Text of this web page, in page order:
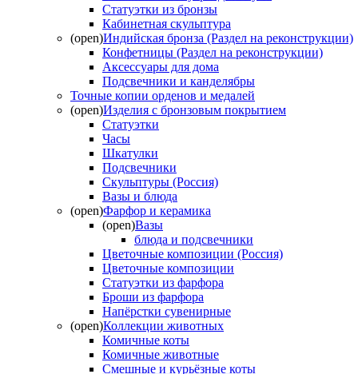
Статуэтки из бронзы
Кабинетная скульптура
(open)Индийская бронза (Раздел на реконструкции)
Конфетницы (Раздел на реконструкции)
Аксессуары для дома
Подсвечники и канделябры
Точные копии орденов и медалей
(open)Изделия с бронзовым покрытием
Статуэтки
Часы
Шкатулки
Подсвечники
Скульптуры (Россия)
Вазы и блюда
(open)Фарфор и керамика
(open)Вазы
блюда и подсвечники
Цветочные композиции (Россия)
Цветочные композиции
Статуэтки из фарфора
Броши из фарфора
Напёрстки сувенирные
(open)Коллекции животных
Комичные коты
Комичные животные
Смешные и курьёзные коты